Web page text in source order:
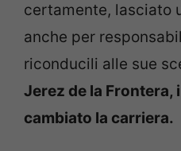
certamente, lasciato
anche per
riconducili alle sue
Jerez de la Frontera,
cambiato la carriera.